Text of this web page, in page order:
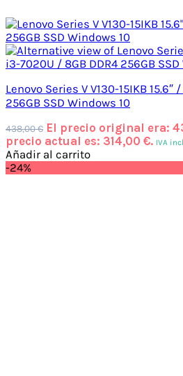
Lenovo Series V V130-15IKB
256GB SSD Windows 10
438,00€ El precio original era:
precio actual es: 314,00 €. IVA
Añadir al carrito
-24%